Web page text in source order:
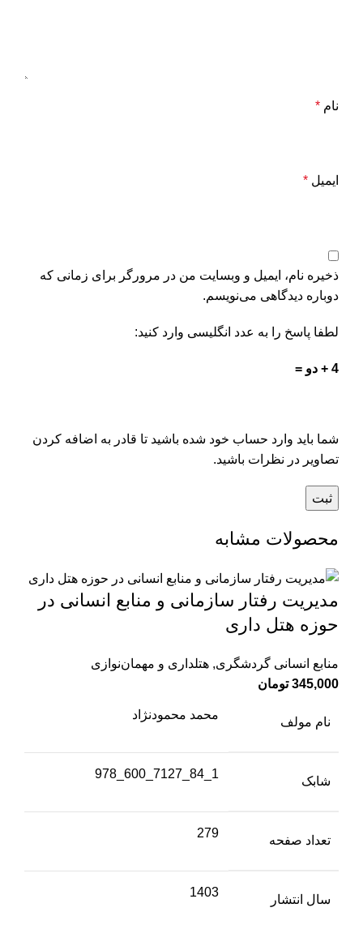
نام *
ایمیل *
ذخیره نام، ایمیل و وبسایت من در مرورگر برای زمانی که
دوباره دیدگاهی می‌نویسم.
لطفا پاسخ را به عدد انگلیسی وارد کنید:
4 + دو =
شما باید وارد حساب خود شده باشید تا قادر به اضافه کردن
تصاویر در نظرات باشید.
محصولات مشابه
مدیریت رفتار سازمانی و منابع انسانی در
حوزه هتل داری
منابع انسانی گردشگری, هتلداری و مهمان‌نوازی
345,000 تومان
نام مولف
محمد محمودنژاد
شابک
1_84_7127_600_978
تعداد صفحه
279
سال انتشار
1403